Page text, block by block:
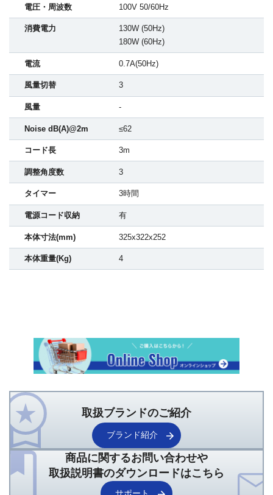
電圧・周波数 100V 50/60Hz
消費電力
130W (50Hz)
180W (60Hz)
電流 0.7A(50Hz)
風量切替 3
風量 -
Noise dB(A)@2m ≤62
コード長 3m
調整角度数 3
タイマー 3時間
電源コード収納 有
本体寸法(mm) 325x322x252
本体重量(Kg) 4
取扱ブランドのご紹介
ブランド紹介
商品に関するお問い合わせや
取扱説明書のダウンロードはこちら